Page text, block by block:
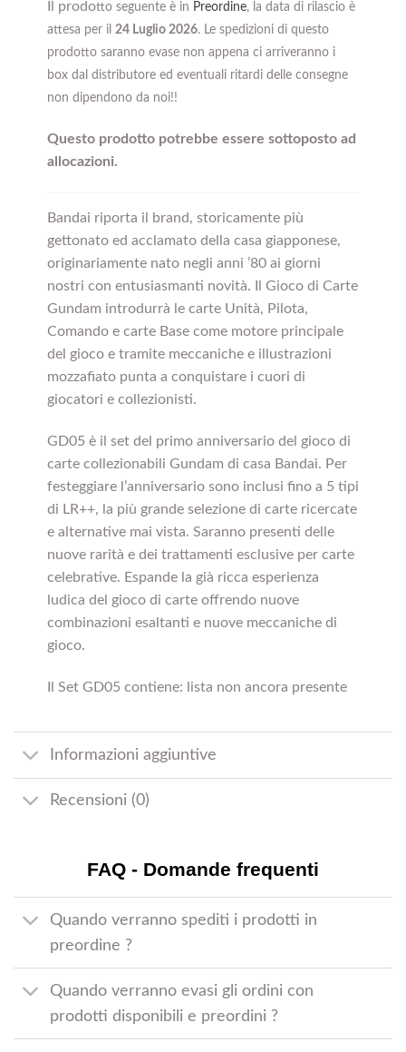
Il prodotto seguente è in Preordine, la data di rilascio è
attesa per il 24 Luglio 2026. Le spedizioni di questo
prodotto saranno evase non appena ci arriveranno i
box dal distributore ed eventuali ritardi delle consegne
non dipendono da noi!!
Questo prodotto potrebbe essere sottoposto ad
allocazioni.
Bandai riporta il brand, storicamente più
gettonato ed acclamato della casa giapponese,
originariamente nato negli anni ’80 ai giorni
nostri con entusiasmanti novità. Il Gioco di Carte
Gundam introdurrà le carte Unità, Pilota,
Comando e carte Base come motore principale
del gioco e tramite meccaniche e illustrazioni
mozzafiato punta a conquistare i cuori di
giocatori e collezionisti.
GD05 è il set del primo anniversario del gioco di
carte collezionabili Gundam di casa Bandai. Per
festeggiare l’anniversario sono inclusi fino a 5 tipi
di LR++, la più grande selezione di carte ricercate
e alternative mai vista. Saranno presenti delle
nuove rarità e dei trattamenti esclusive per carte
celebrative. Espande la già ricca esperienza
ludica del gioco di carte offrendo nuove
combinazioni esaltanti e nuove meccaniche di
gioco.
Il Set GD05 contiene: lista non ancora presente
Informazioni aggiuntive
Recensioni (0)
FAQ - Domande frequenti
Quando verranno spediti i prodotti in
preordine ?
Quando verranno evasi gli ordini con
prodotti disponibili e preordini ?